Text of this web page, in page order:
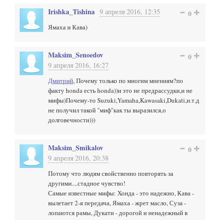
Irishka_Tishina 9 апреля 2016, 12:35 0
Ямаха и Кава)
Maksim_Senoedov
9 апреля 2016, 16:27
0
Дмитрий, Почему только по многим мнениям?по
факту honda есть honda))и это не предрассудки,и не
мифы)Почему-то Suzuki,Yamaha,Kawasaki,Dukati,и.т.д
не получил такой "миф"как ты выразился,о
долговечности)))
Maksim_Smikalov
9 апреля 2016, 20:38
0
Потому что людям свойственно повторять за
другими....стадное чувство!
Самые известные мифы: Хонда - это надежно, Кава -
вылетает 2-я передача, Ямаха - жрет масло, Суза -
лопаются рамы, Дукати - дорогой и ненадежный в